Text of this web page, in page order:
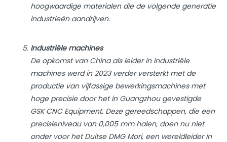
hoogwaardige materialen die de volgende generatie
industrieën aandrijven.
Industriële machines
De opkomst van China als leider in industriële
machines werd in 2023 verder versterkt met de
productie van vijfassige bewerkingsmachines met
hoge precisie door het in Guangzhou gevestigde
GSK CNC Equipment. Deze gereedschappen, die een
precisieniveau van 0,005 mm halen, doen nu niet
onder voor het Duitse DMG Mori, een wereldleider in